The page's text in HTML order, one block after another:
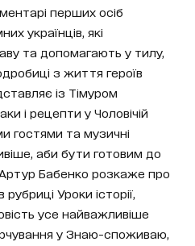
перших осіб
українців, які
та допомагають у тилу,
з життя героїв
із Тімуром
і рецепти у Чоловічій
гостями та музичні
аби бути готовим до
Бабенко розкаже про
Уроки історії,
усе найважливіше
у Знаю-споживаю,